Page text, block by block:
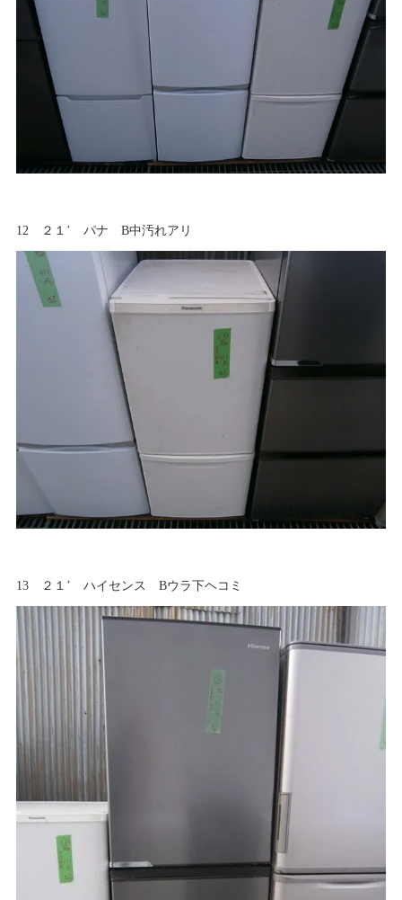
12 ２１’ パナ B中汚れアリ
13 ２１’ ハイセンス Bウラ下ヘコミ